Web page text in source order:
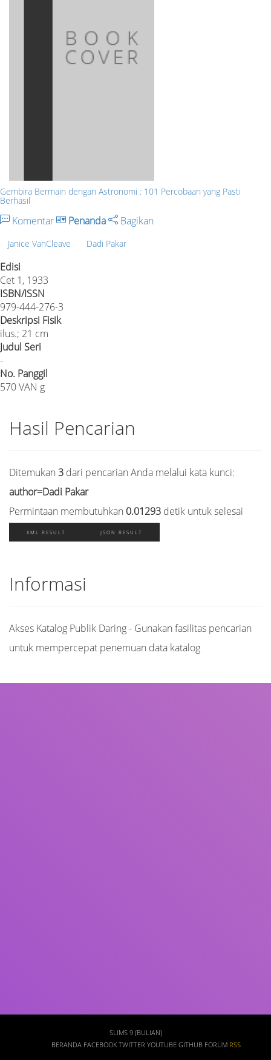
Gembira Bermain dengan Astronomi : 101 Percobaan yang Pasti
Berhasil
Komentar Penanda Bagikan
Janice VanCleave Dadi Pakar
Edisi
Cet 1, 1933
ISBN/ISSN
979-444-276-3
Deskripsi Fisik
ilus.; 21 cm
Judul Seri
-
No. Panggil
570 VAN g
Hasil Pencarian
Ditemukan 3 dari pencarian Anda melalui kata kunci:
author=Dadi Pakar
Permintaan membutuhkan 0.01293 detik untuk selesai
XML RESULT JSON RESULT
Informasi
Akses Katalog Publik Daring - Gunakan fasilitas pencarian
untuk mempercepat penemuan data katalog
SLIMS 9 (BULIAN)
BERANDA FACEBOOK TWITTER YOUTUBE GITHUB FORUM RSS